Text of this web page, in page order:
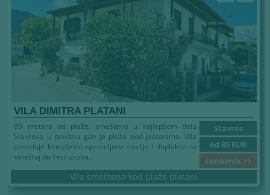
VILA DIMITRA PLATANI
Stavros
od 85 EUR
cenovnik >>
80 metara od plaže, smeštena u najlepšem delu
Stavrosa u predelu gde je plaža pod platanima. Vila
poseduje kompletno opremljene studije i duplekse za
smeštaj do šest osoba...
Vila smeštena kod plaže platani